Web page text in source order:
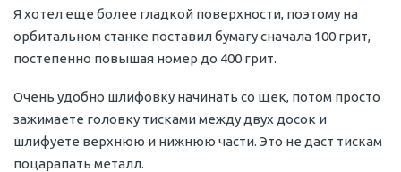
Я хотел еще более гладкой поверхности, поэтому на
орбитальном станке поставил бумагу сначала 100 грит,
постепенно повышая номер до 400 грит.
Очень удобно шлифовку начинать со щек, потом просто
зажимаете головку тисками между двух досок и
шлифуете верхнюю и нижнюю части. Это не даст тискам
поцарапать металл.